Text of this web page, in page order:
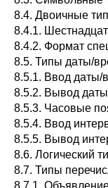
8.4. Двоичные
8.4.1.
8.4.2. Формат
8.5. Типы даты/
8.5.1. Ввод даты/
8.5.2. Вывод
8.5.3. Часовые
8.5.4. Ввод
8.5.5. Вывод
8.6. Логический
8.7. Типы
8.7.1.